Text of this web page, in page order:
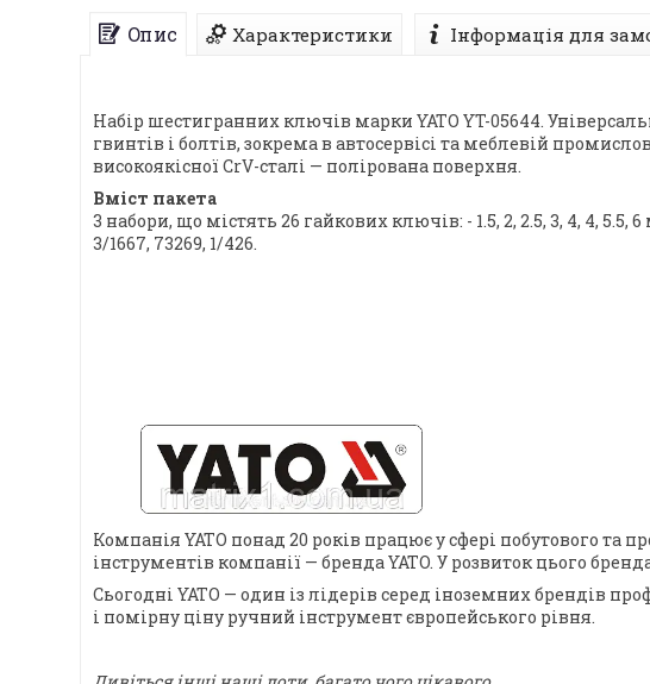
Опис Характеристики Інформація для
Набір шестигранних ключів марки YATO YT-05644.
гвинтів і болтів, зокрема в автосервісі та меблевій
високоякісної CrV-сталі — полірована поверхня.
Вміст пакета
3 набори, що містять 26 гайкових ключів: - 1.5, 2, 2.5, 3, 4, 4, 5.5,
3/1667, 73269, 1/426.
Компанія YATO понад 20 років працює у сфері побутового та
інструментів компанії — бренда YATO. У розвиток цього
Сьогодні YATO — один із лідерів серед іноземних брендів
і помірну ціну ручний інструмент європейського рівня.